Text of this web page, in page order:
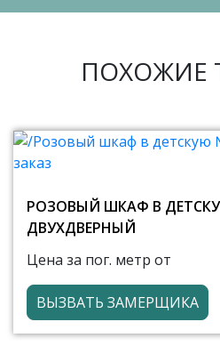
ПОХОЖИЕ
РОЗОВЫЙ ШКАФ В
ДВУХДВЕРНЫЙ
Цена за пог. метр от
ВЫЗВАТЬ ЗАМЕРЩИКА